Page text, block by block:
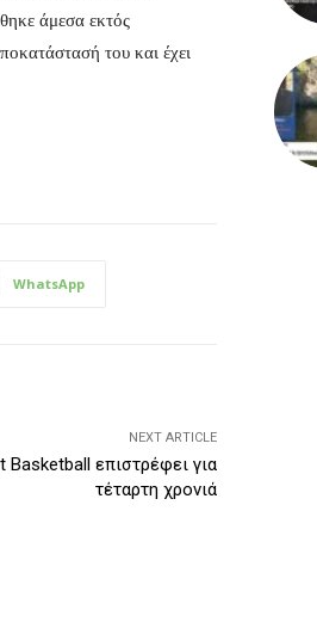
άμεσα εκτός
του και έχει
WhatsApp
NEXT ARTICLE
επιστρέφει για
τέταρτη χρονιά